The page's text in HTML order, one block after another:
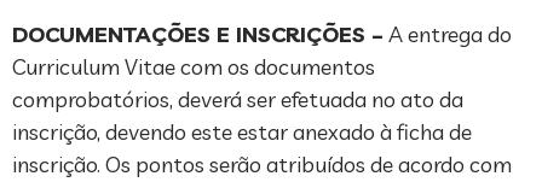
DOCUMENTAÇÕES E INSCRIÇÕES – A entrega do
Curriculum Vitae com os documentos
comprobatórios, deverá ser efetuada no ato da
inscrição, devendo este estar anexado à ficha de
inscrição. Os pontos serão atribuídos de acordo com